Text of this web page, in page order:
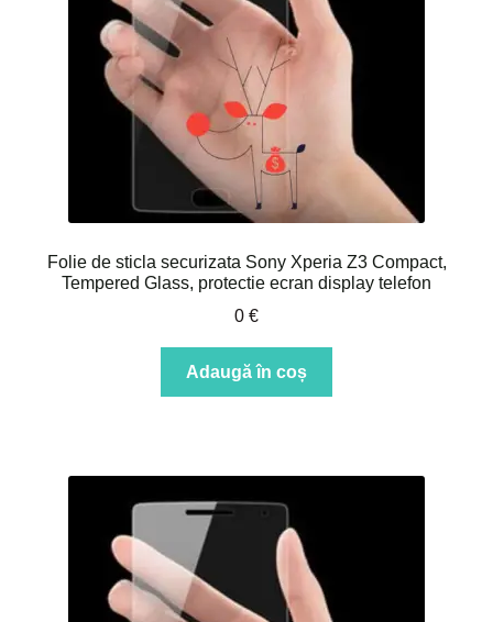
Folie de sticla securizata Sony Xperia Z3 Compact,
Tempered Glass, protectie ecran display telefon
0 €
Adaugă în coș